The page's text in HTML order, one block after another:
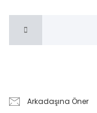
Arkadaşına Öner